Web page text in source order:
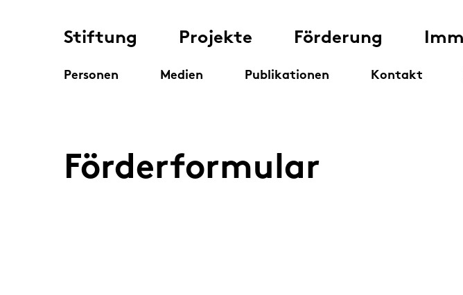
Stiftung Projekte Förderung
Personen Medien Publikationen Kontakt
Förderformular